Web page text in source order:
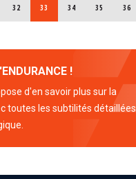
PAGE
32 PAGE COURANTE
33 PAGE
34 PAGE
35 PAGE
36
!
d'en savoir plus sur la
toutes les subtilités détaillées